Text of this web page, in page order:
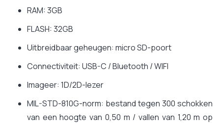
RAM: 3GB
FLASH: 32GB
Uitbreidbaar geheugen: micro SD-poort
Connectiviteit: USB-C / Bluetooth / WIFI
Imageer: 1D/2D-lezer
MIL-STD-810G-norm: bestand tegen 300 schokken
van een hoogte van 0,50 m / vallen van 1,20 m op